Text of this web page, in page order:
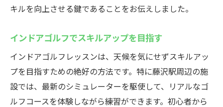
キルを向上させる鍵であることをお伝えしました。
インドアゴルフでスキルアップを目指す
インドアゴルフレッスンは、天候を気にせずスキルアッ
プを目指すための絶好の方法です。特に藤沢駅周辺の施
設では、最新のシミュレーターを駆使して、リアルなゴ
ルフコースを体験しながら練習ができます。初心者から